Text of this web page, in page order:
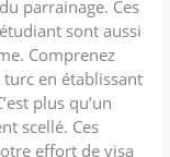
parrainage. Ces
sont aussi
Comprenez
en établissant
plus qu’un
scellé. Ces
effort de visa